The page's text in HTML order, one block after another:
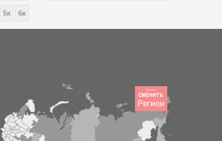
5к 6к
СМЕНИТЬ
Регион